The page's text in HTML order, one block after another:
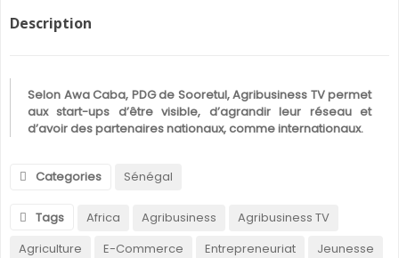
Description
Selon Awa Caba, PDG de Sooretul, Agribusiness TV permet
aux start-ups d’être visible, d’agrandir leur réseau et
d’avoir des partenaires nationaux, comme internationaux.
Categories Sénégal
Tags Africa Agribusiness
Agribusiness TV
Agriculture
E-Commerce Entrepreneuriat
Jeunesse